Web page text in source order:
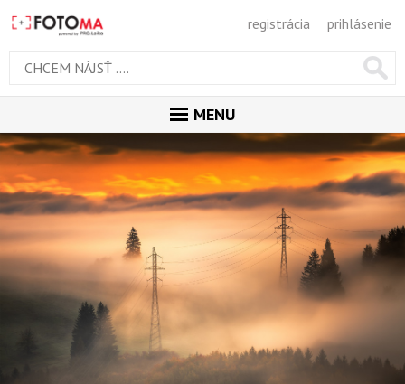
registrácia prihlásenie
MENU
ÚVOD
MAGAZÍN
GALÉRIA
PORADŇA
SÚŤAŽE
KALENDÁR AKCIÍ
WORKSHOPY